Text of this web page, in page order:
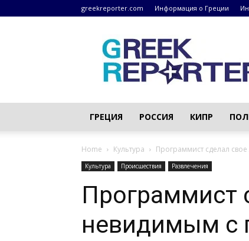
greekreporter.com Информация о Греции
Греческие
новости
–
ГРЕЦИЯ РОССИЯ КИПР
Home Культура Программист сделал
Культура Происшествия Развлечения
Программист
невидимым с